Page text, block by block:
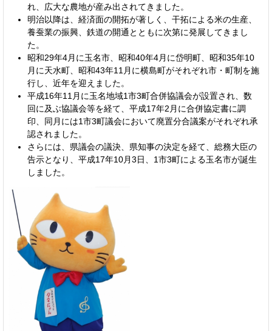
れ、広大な農地が産み出されてきました。
明治以降は、経済面の開拓が著しく、干拓による米の生産、
養蚕業の振興、鉄道の開通とともに次第に発展してきまし
た。
昭和29年4月に玉名市、昭和40年4月に岱明町、昭和35年10
月に天水町、昭和43年11月に横島町がそれぞれ市・町制を施
行し、近年を迎えました。
平成16年11月に玉名地域1市3町合併協議会が設置され、数
回に及ぶ協議会等を経て、平成17年2月に合併協定書に調
印、同月には1市3町議会において廃置分合議案がそれぞれ承
認されました。
さらには、県議会の議決、県知事の決定を経て、総務大臣の
告示となり、平成17年10月3日、1市3町による玉名市が誕生
しました。